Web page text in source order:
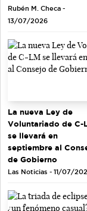
Rubén M. Checa -
13/07/2026
La nueva Ley de
Voluntariado de C-
se llevará en
septiembre al
de Gobierno
Las Noticias - 11/07/